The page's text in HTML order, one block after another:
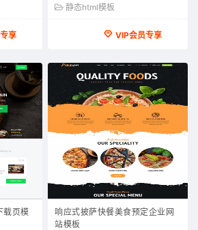
享
静态html模板
VIP会员专享
载页模
响应式披萨快餐美食预定企业网
站模板